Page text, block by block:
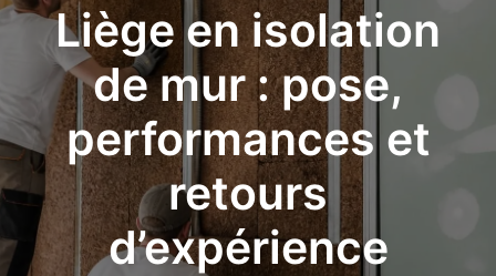
Liège en isolation
de mur : pose,
performances et
retours
d’expérience